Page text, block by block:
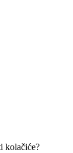
kolačiće?